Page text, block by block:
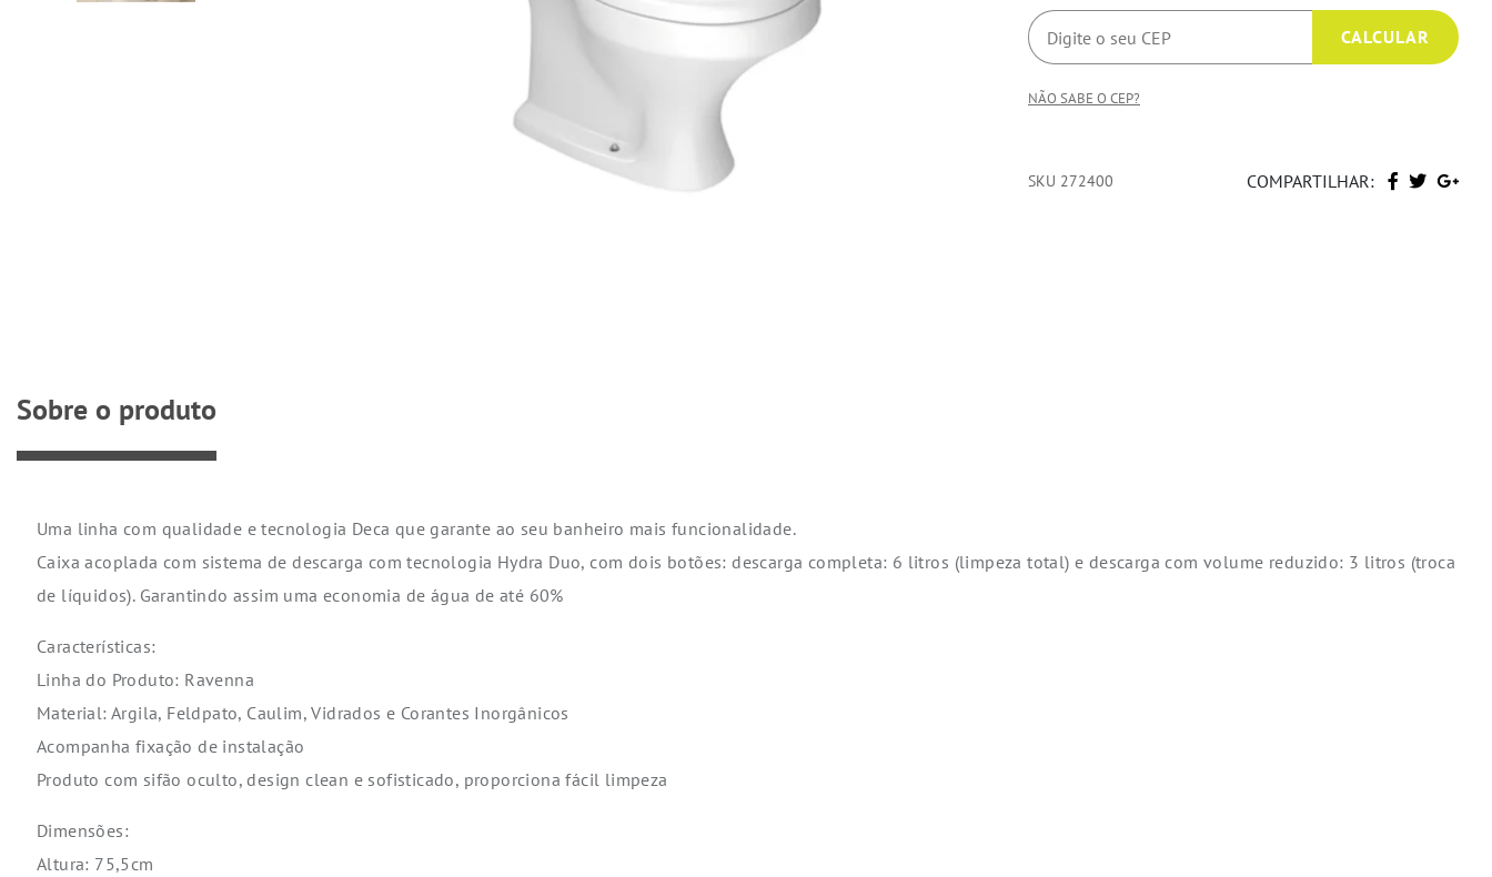
NÃO SABE O CEP?
SKU 272400 COMPARTILHAR:
Sobre o produto
Uma linha com qualidade e tecnologia Deca que garante ao seu banheiro mais funcionalidade.
Caixa acoplada com sistema de descarga com tecnologia Hydra Duo, com dois botões: descarga completa: 6 litros (limpeza total) e descarga com volume reduzido: 3 litros (troca
de líquidos). Garantindo assim uma economia de água de até 60%
Características:
Linha do Produto: Ravenna
Material: Argila, Feldpato, Caulim, Vidrados e Corantes Inorgânicos
Acompanha fixação de instalação
Produto com sifão oculto, design clean e sofisticado, proporciona fácil limpeza
Dimensões:
Altura: 75,5cm